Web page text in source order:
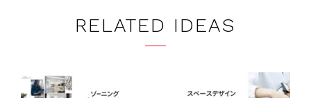
RELATED IDEAS